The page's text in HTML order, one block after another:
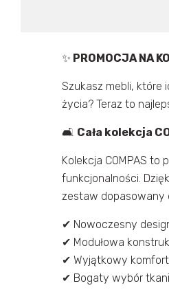
✨ PROMOCJA NA
Szukasz mebli, które
życia? Teraz to
🛋 Cała kolekcja
Kolekcja COMPAS
funkcjonalności.
zestaw dopasowany
✔ Nowoczesny
✔ Modułowa
✔ Wyjątkowy
✔ Bogaty wybór